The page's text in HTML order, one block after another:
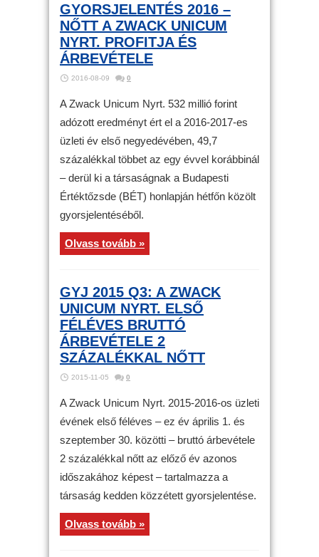
GYORSJELENTÉS 2016 –
NŐTT A ZWACK UNICUM
NYRT. PROFITJA ÉS
ÁRBEVÉTELE
2016-08-09 0
A Zwack Unicum Nyrt. 532 millió forint
adózott eredményt ért el a 2016-2017-es
üzleti év első negyedévében, 49,7
százalékkal többet az egy évvel korábbinál
– derül ki a társaságnak a Budapesti
Értéktőzsde (BÉT) honlapján hétfőn közölt
gyorsjelentéséből.
Olvass tovább »
GYJ 2015 Q3: A ZWACK
UNICUM NYRT. ELSŐ
FÉLÉVES BRUTTÓ
ÁRBEVÉTELE 2
SZÁZALÉKKAL NŐTT
2015-11-05 0
A Zwack Unicum Nyrt. 2015-2016-os üzleti
évének első féléves – ez év április 1. és
szeptember 30. közötti – bruttó árbevétele
2 százalékkal nőtt az előző év azonos
időszakához képest – tartalmazza a
társaság kedden közzétett gyorsjelentése.
Olvass tovább »